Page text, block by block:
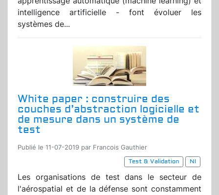
intelligence artificielle - font évoluer les
systèmes de...
White paper : construire des
couches d’abstraction logicielle et
de mesure dans un système de
test
Publié le 11-07-2019 par Francois Gauthier
Test & Validation
NI
Les organisations de test dans le secteur de
l'aérospatial et de la défense sont constamment